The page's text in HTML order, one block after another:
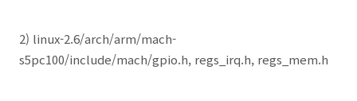
2) linux-2.6/arch/arm/mach-
s5pc100/include/mach/gpio.h, regs_irq.h, regs_mem.h